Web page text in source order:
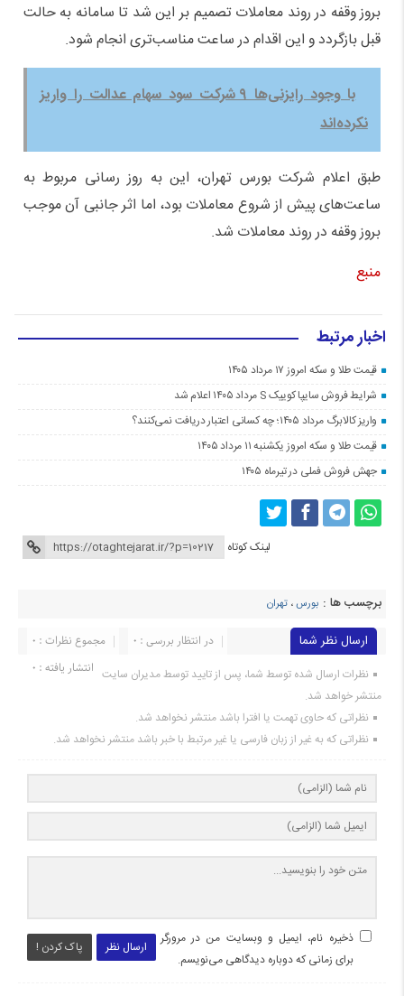
بروز وقفه در روند معاملات تصمیم بر این شد تا سامانه به حالت
قبل بازگردد و این اقدام در ساعت مناسب‌تری انجام شود.
با وجود رایزنی‌ها ۹ شرکت سود سهام عدالت را واریز
نکرده‌اند
طبق اعلام شرکت بورس تهران، این به روز رسانی مربوط به
ساعت‌های پیش از شروع معاملات بود، اما اثر جانبی آن موجب
بروز وقفه در روند معاملات شد.
منبع
اخبار مرتبط
قیمت طلا و سکه امروز ۱۷ مرداد ۱۴۰۵
شرایط فروش سایپا کوییک S مرداد ۱۴۰۵ اعلام شد
واریز کالابرگ مرداد ۱۴۰۵؛ چه کسانی اعتبار دریافت نمی‌کنند؟
قیمت طلا و سکه امروز یکشنبه ۱۱ مرداد ۱۴۰۵
جهش فروش فملی در تیرماه ۱۴۰۵
لینک کوتاه
برچسب ها : بورس، تهران
ارسال نظر شما مجموع نظرات : 0
در انتظار بررسی : 0
انتشار یافته : 0 نظرات ارسال شده توسط شما، پس از تایید توسط مدیران سایت
منتشر خواهد شد.
نظراتی که حاوی تهمت یا افترا باشد منتشر نخواهد شد.
نظراتی که به غیر از زبان فارسی یا غیر مرتبط با خبر باشد منتشر نخواهد شد.
ارسال نظر پاک کردن !
ذخیره نام، ایمیل و وبسایت من در مرورگر
برای زمانی که دوباره دیدگاهی می‌نویسم.